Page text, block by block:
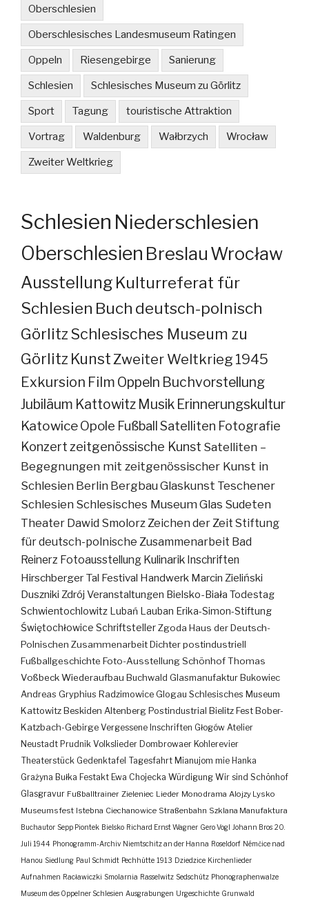
Oberschlesien
Oberschlesisches Landesmuseum Ratingen
Oppeln Riesengebirge Sanierung
Schlesien Schlesisches Museum zu Görlitz
Sport Tagung touristische Attraktion
Vortrag Waldenburg Wałbrzych Wrocław
Zweiter Weltkrieg
Schlesien Niederschlesien
Oberschlesien Breslau Wrocław
Ausstellung Kulturreferat für
Schlesien Buch deutsch-polnisch
GörlitzSchlesisches Museum zu
Görlitz KunstZweiter Weltkrieg 1945
Exkursion Film Oppeln Buchvorstellung
Jubiläum Kattowitz Musik Erinnerungskultur
KatowiceOpole FußballSatelliten Fotografie
Konzertzeitgenössische Kunst Satelliten –
Begegnungen mit zeitgenössischer Kunst in
Schlesien Berlin BergbauGlaskunst Teschener
Schlesien Schlesisches MuseumGlas Sudeten
Theater Dawid SmolorzZeichen der Zeit Stiftung
für deutsch-polnische Zusammenarbeit Bad
Reinerz Fotoausstellung Kulinarik Inschriften
Hirschberger Tal Festival Handwerk Marcin Zieliński
Duszniki Zdrój Veranstaltungen Bielsko-Biała Todestag
Schwientochlowitz Lubań Lauban Erika-Simon-Stiftung
Świętochłowice SchriftstellerZgoda Haus der Deutsch-
Polnischen ZusammenarbeitDichterpostindustriell
Fußballgeschichte Foto-AusstellungSchönhofThomas
VoßbeckWiederaufbau Buchwald Glasmanufaktur Bukowiec
Andreas Gryphius Radzimowice Glogau Schlesisches Museum
Kattowitz Beskiden Altenberg Postindustrial Bielitz Fest Bober-
Katzbach-Gebirge Vergessene Inschriften Głogów Atelier
Neustadt Prudnik Volkslieder Dombrowaer Kohlerevier
Theaterstück Gedenktafel Tagesfahrt Mianujom mie Hanka
Grażyna Bułka Festakt Ewa Chojecka Würdigung Wir sind Schönhof
Glasgravur Fußballtrainer Zieleniec Lieder Monodrama Alojzy Lysko
Museumsfest Istebna Ciechanowice Straßenbahn Szklana Manufaktura
Buchautor Sepp Piontek Bielsko Richard Ernst Wagner Gero Vogl Johann Bros 20.
Juli 1944 Phonogramm-Archiv Niemtschitz an der Hanna Roseldorf Némčice nad
Hanou Siedlung Paul Schmidt Pechhütte 1913 Dziedzice Kirchenlieder
Aufnahmen Racławiczki Smolarnia Rasselwitz Sedschütz Phonographenwalze
Museum des Oppelner Schlesien Ausgrabungen Urgeschichte Grunwald